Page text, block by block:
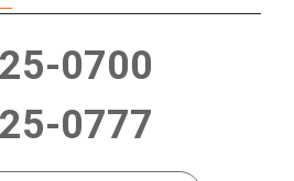
0700
0777